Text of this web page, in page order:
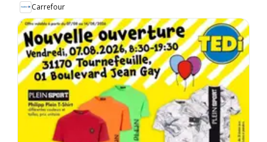
Carrefour